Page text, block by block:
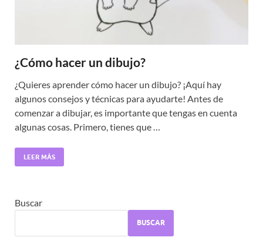
¿Cómo hacer un dibujo?
¿Quieres aprender cómo hacer un dibujo? ¡Aquí hay
algunos consejos y técnicas para ayudarte! Antes de
comenzar a dibujar, es importante que tengas en cuenta
algunas cosas. Primero, tienes que …
LEER MÁS
Buscar
BUSCAR